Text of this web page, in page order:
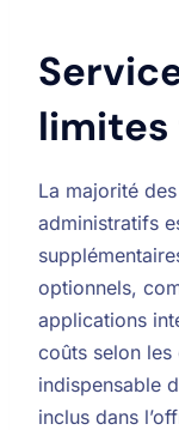
limites
La majorité
administratifs
optionnels,
applications
coûts selon les
indispensable
inclus dans